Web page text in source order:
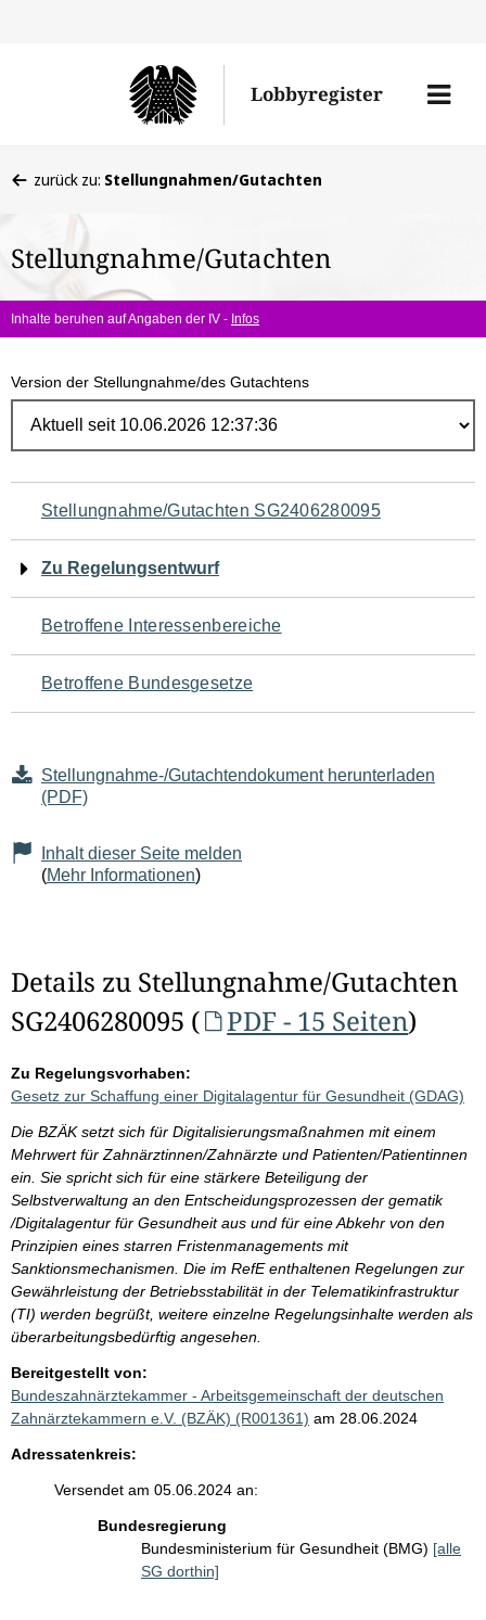
Lobbyregister
Menü
befinden
hier:
zurück zu: Stellungnahmen/Gutachten
Stellungnahme/Gutachten
Inhalte beruhen auf Angaben der IV - Infos
Version der Stellungnahme/des Gutachtens
Navigation
für
den
Seiteninhalt
Stellungnahme/Gutachten SG2406280095
Zu Regelungsentwurf
Betroffene Interessenbereiche
Betroffene Bundesgesetze
Stellungnahme-/Gutachtendokument herunterladen
(PDF)
Inhalt dieser Seite melden
(Mehr Informationen)
Details zu Stellungnahme/Gutachten
SG2406280095 (
PDF - 15 Seiten)
Zu Regelungsvorhaben:
Gesetz zur Schaffung einer Digitalagentur für Gesundheit (GDAG)
Die BZÄK setzt sich für Digitalisierungsmaßnahmen mit einem
Mehrwert für Zahnärztinnen/Zahnärzte und Patienten/Patientinnen
ein. Sie spricht sich für eine stärkere Beteiligung der
Selbstverwaltung an den Entscheidungsprozessen der gematik
/Digitalagentur für Gesundheit aus und für eine Abkehr von den
Prinzipien eines starren Fristenmanagements mit
Sanktionsmechanismen. Die im RefE enthaltenen Regelungen zur
Gewährleistung der Betriebsstabilität in der Telematikinfrastruktur
(TI) werden begrüßt, weitere einzelne Regelungsinhalte werden als
überarbeitungsbedürftig angesehen.
Bereitgestellt von:
Bundeszahnärztekammer - Arbeitsgemeinschaft der deutschen
Zahnärztekammern e.V. (BZÄK) (R001361) am 28.06.2024
Adressatenkreis:
Versendet am 05.06.2024 an:
Bundesregierung
Bundesministerium für Gesundheit (BMG) [alle
SG dorthin]